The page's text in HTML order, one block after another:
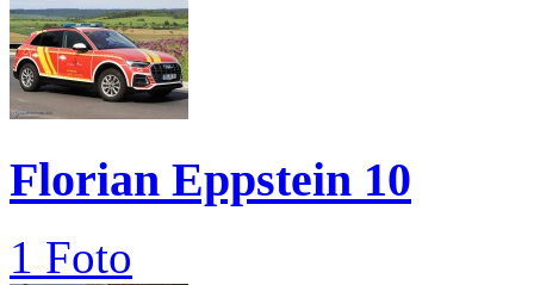
Florian Eppstein 10
1 Foto